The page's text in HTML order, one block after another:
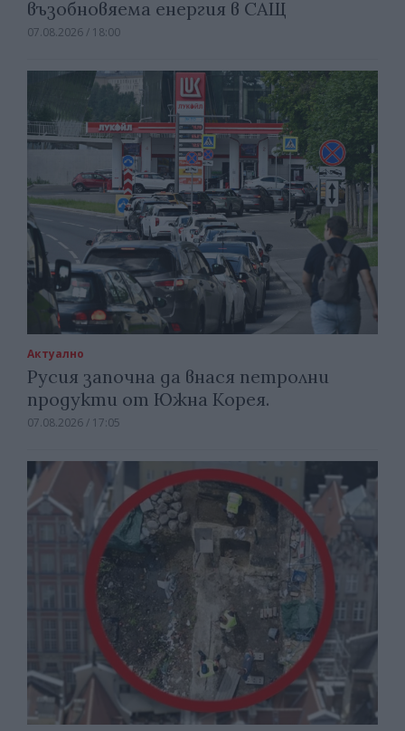
възобновяема енергия в САЩ
07.08.2026 / 18:00
Актуално
Русия започна да внася петролни
продукти от Южна Корея.
07.08.2026 / 17:05